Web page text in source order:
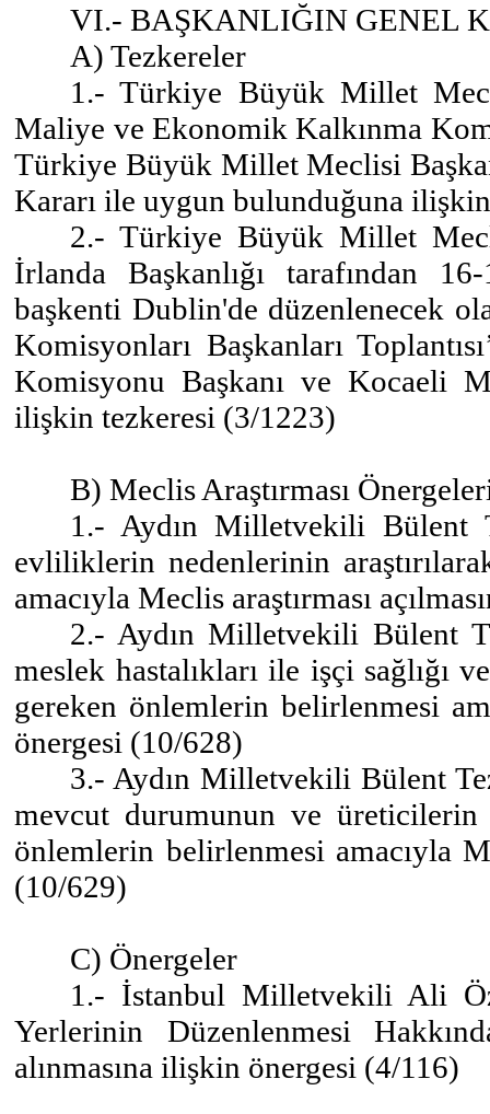
VI.- BAŞKANLIĞIN GENEL
A) Tezkereler
1.- Türkiye Büyük Millet
Maliye ve Ekonomik Kalkınma
Türkiye Büyük Millet Meclisi
Kararı ile uygun bulunduğuna
2.- Türkiye Büyük Millet
İrlanda Başkanlığı tarafından
başkenti Dublin'de düzenlenecek
Komisyonları Başkanları
Komisyonu Başkanı ve Kocaeli
ilişkin tezkeresi (3/1223)
B) Meclis Araştırması
1.- Aydın Milletvekili Bülent
evliliklerin nedenlerinin
amacıyla Meclis araştırması
2.- Aydın Milletvekili Bülent
meslek hastalıkları ile işçi sağlığı
gereken önlemlerin belirlenmesi
önergesi (10/628)
3.- Aydın Milletvekili Bülent
mevcut durumunun ve üreticilerin
önlemlerin belirlenmesi amacıyla
(10/629)
C) Önergeler
1.- İstanbul Milletvekili Ali
Yerlerinin Düzenlenmesi
alınmasına ilişkin önergesi (4/116)